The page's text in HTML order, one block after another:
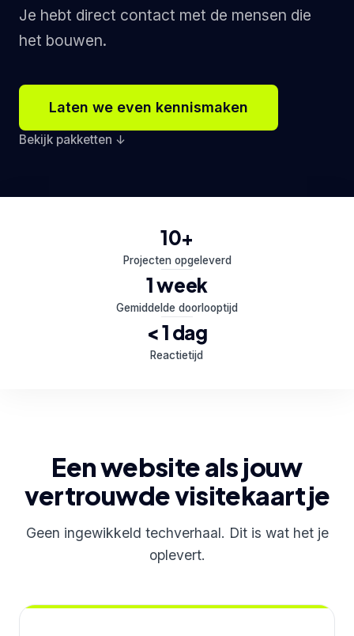
Je hebt direct contact met de mensen die
het bouwen.
Laten we even kennismaken
Bekijk pakketten ↓
10+
Projecten opgeleverd
1 week
Gemiddelde doorlooptijd
< 1 dag
Reactietijd
Een website als jouw
vertrouwde visitekaartje
Geen ingewikkeld techverhaal. Dit is wat het je
oplevert.